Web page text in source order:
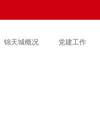
锦天城概况 党建工作